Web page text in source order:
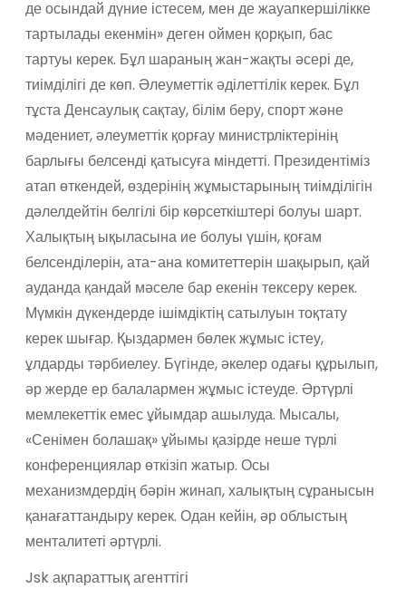
де осындай дүние істесем, мен де жауапкершілікке
тартылады екенмін» деген оймен қорқып, бас
тартуы керек. Бұл шараның жан-жақты әсері де,
тиімділігі де көп. Әлеуметтік әділеттілік керек. Бұл
тұста Денсаулық сақтау, білім беру, спорт және
мәдениет, әлеуметтік қорғау министрліктерінің
барлығы белсенді қатысуға міндетті. Президентіміз
атап өткендей, өздерінің жұмыстарының тиімділігін
дәлелдейтін белгілі бір көрсеткіштері болуы шарт.
Халықтың ықыласына ие болуы үшін, қоғам
белсенділерін, ата-ана комитеттерін шақырып, қай
ауданда қандай мәселе бар екенін тексеру керек.
Мүмкін дүкендерде ішімдіктің сатылуын тоқтату
керек шығар. Қыздармен бөлек жұмыс істеу,
ұлдарды тәрбиелеу. Бүгінде, әкелер одағы құрылып,
әр жерде ер балалармен жұмыс істеуде. Әртүрлі
мемлекеттік емес ұйымдар ашылуда. Мысалы,
«Сенімен болашақ» ұйымы қазірде неше түрлі
конференциялар өткізіп жатыр. Осы
механизмдердің бәрін жинап, халықтың сұранысын
қанағаттандыру керек. Одан кейін, әр облыстың
менталитеті әртүрлі.
Jsk ақпараттық агенттігі